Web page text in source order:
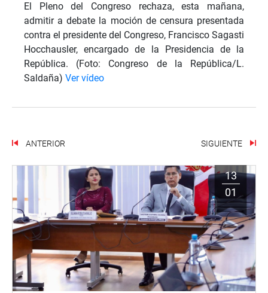
El Pleno del Congreso rechaza, esta mañana,
admitir a debate la moción de censura presentada
contra el presidente del Congreso, Francisco Sagasti
Hocchausler, encargado de la Presidencia de la
República. (Foto: Congreso de la República/L.
Saldaña) Ver vídeo
ANTERIOR SIGUIENTE
13
01